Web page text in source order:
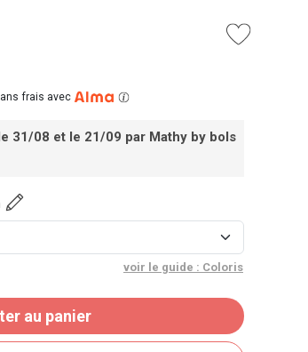
frais avec
31/08 et le 21/09 par Mathy by bols
voir le guide : Coloris
au panier